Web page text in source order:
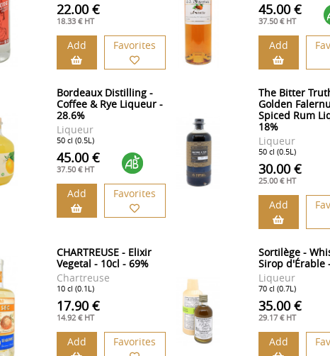
22.00 €
18.33 € HT
Add Favorites
45.00 €
37.50 € HT
Add
Bordeaux Distilling -
Coffee & Rye Liqueur -
28.6%
Liqueur
50 cl (0.5L)
45.00 €
37.50 € HT
Add Favorites
The Bitter
Golden
Spiced Rum
18%
Liqueur
50 cl (0.5L)
30.00 €
25.00 € HT
Add
CHARTREUSE - Elixir
Vegetal - 10cl - 69%
Chartreuse
10 cl (0.1L)
17.90 €
14.92 € HT
Add Favorites
Sortilège -
Sirop d'Érable
Liqueur
70 cl (0.7L)
35.00 €
29.17 € HT
Add